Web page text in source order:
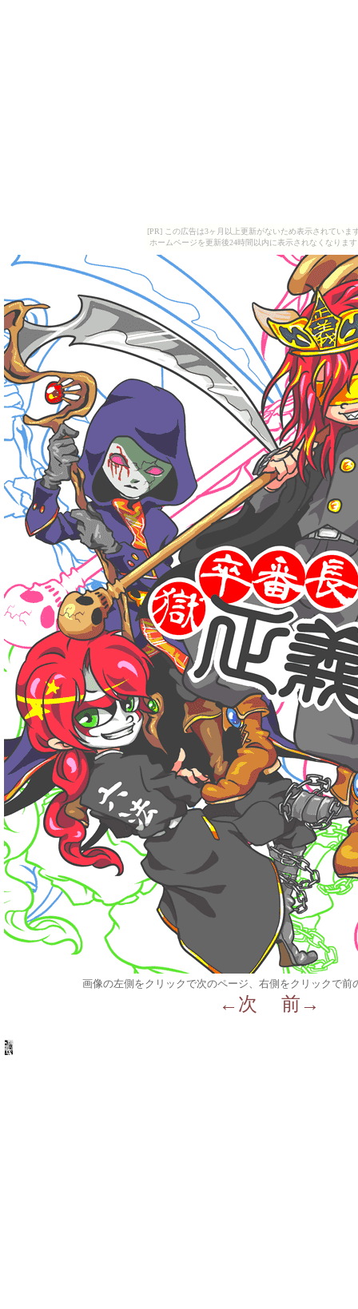
[PR] この広告は3ヶ月以上更新がないため表示されていま
ホームページを更新後24時間以内に表示されなくなりま
画像の左側をクリックで次のページ、右側をクリックで前
←次 前→